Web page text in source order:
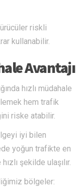
riskli
kullanabilir.
Avantajı
hızlı müdahale
hem trafik
riske atabilir.
iyi bilen
yoğun trafikte en
şekilde ulaşılır.
bölgeler: